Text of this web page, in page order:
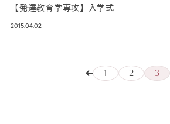
【発達教育学専攻】入学式
2015.04.02
1 2 3